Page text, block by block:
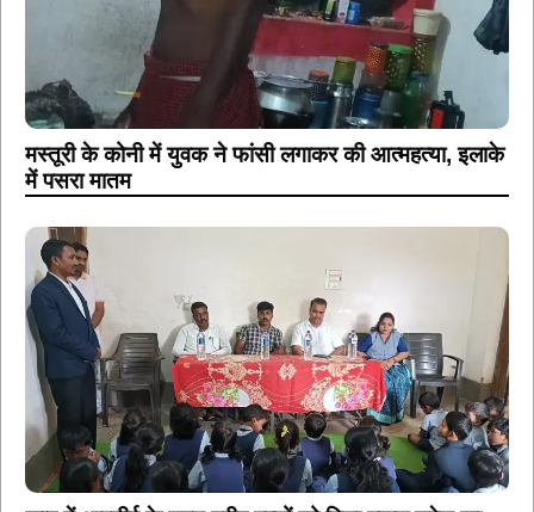
मस्तूरी के कोनी में युवक ने फांसी लगाकर की आत्महत्या, इलाके
में पसरा मातम
कापू में आरटीई के तहत गरीब बच्चों को मिला स्कूल ड्रेस का
लाभ, अतिथियों ने नियमित पढ़ाई के लिए किया प्रेरित